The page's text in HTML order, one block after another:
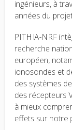
ingénieurs, à
années du
PITHIA-NRF
recherche
européen,
ionosondes et
des systèmes
des récepteurs
à mieux
effets sur notre